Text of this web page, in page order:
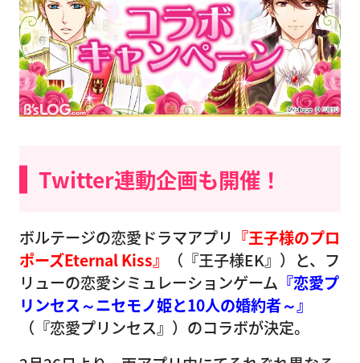
Twitter連動企画も開催！
ボルテージの恋愛ドラマアプリ 『王子様のプロ
ポーズEternal Kiss』
（『王子様EK』）と、フ
リューの恋愛シミュレーションゲーム 『恋愛プ
リンセス～ニセモノ姫と10人の婚約者～』
（『恋愛プリンセス』）のコラボが決定。